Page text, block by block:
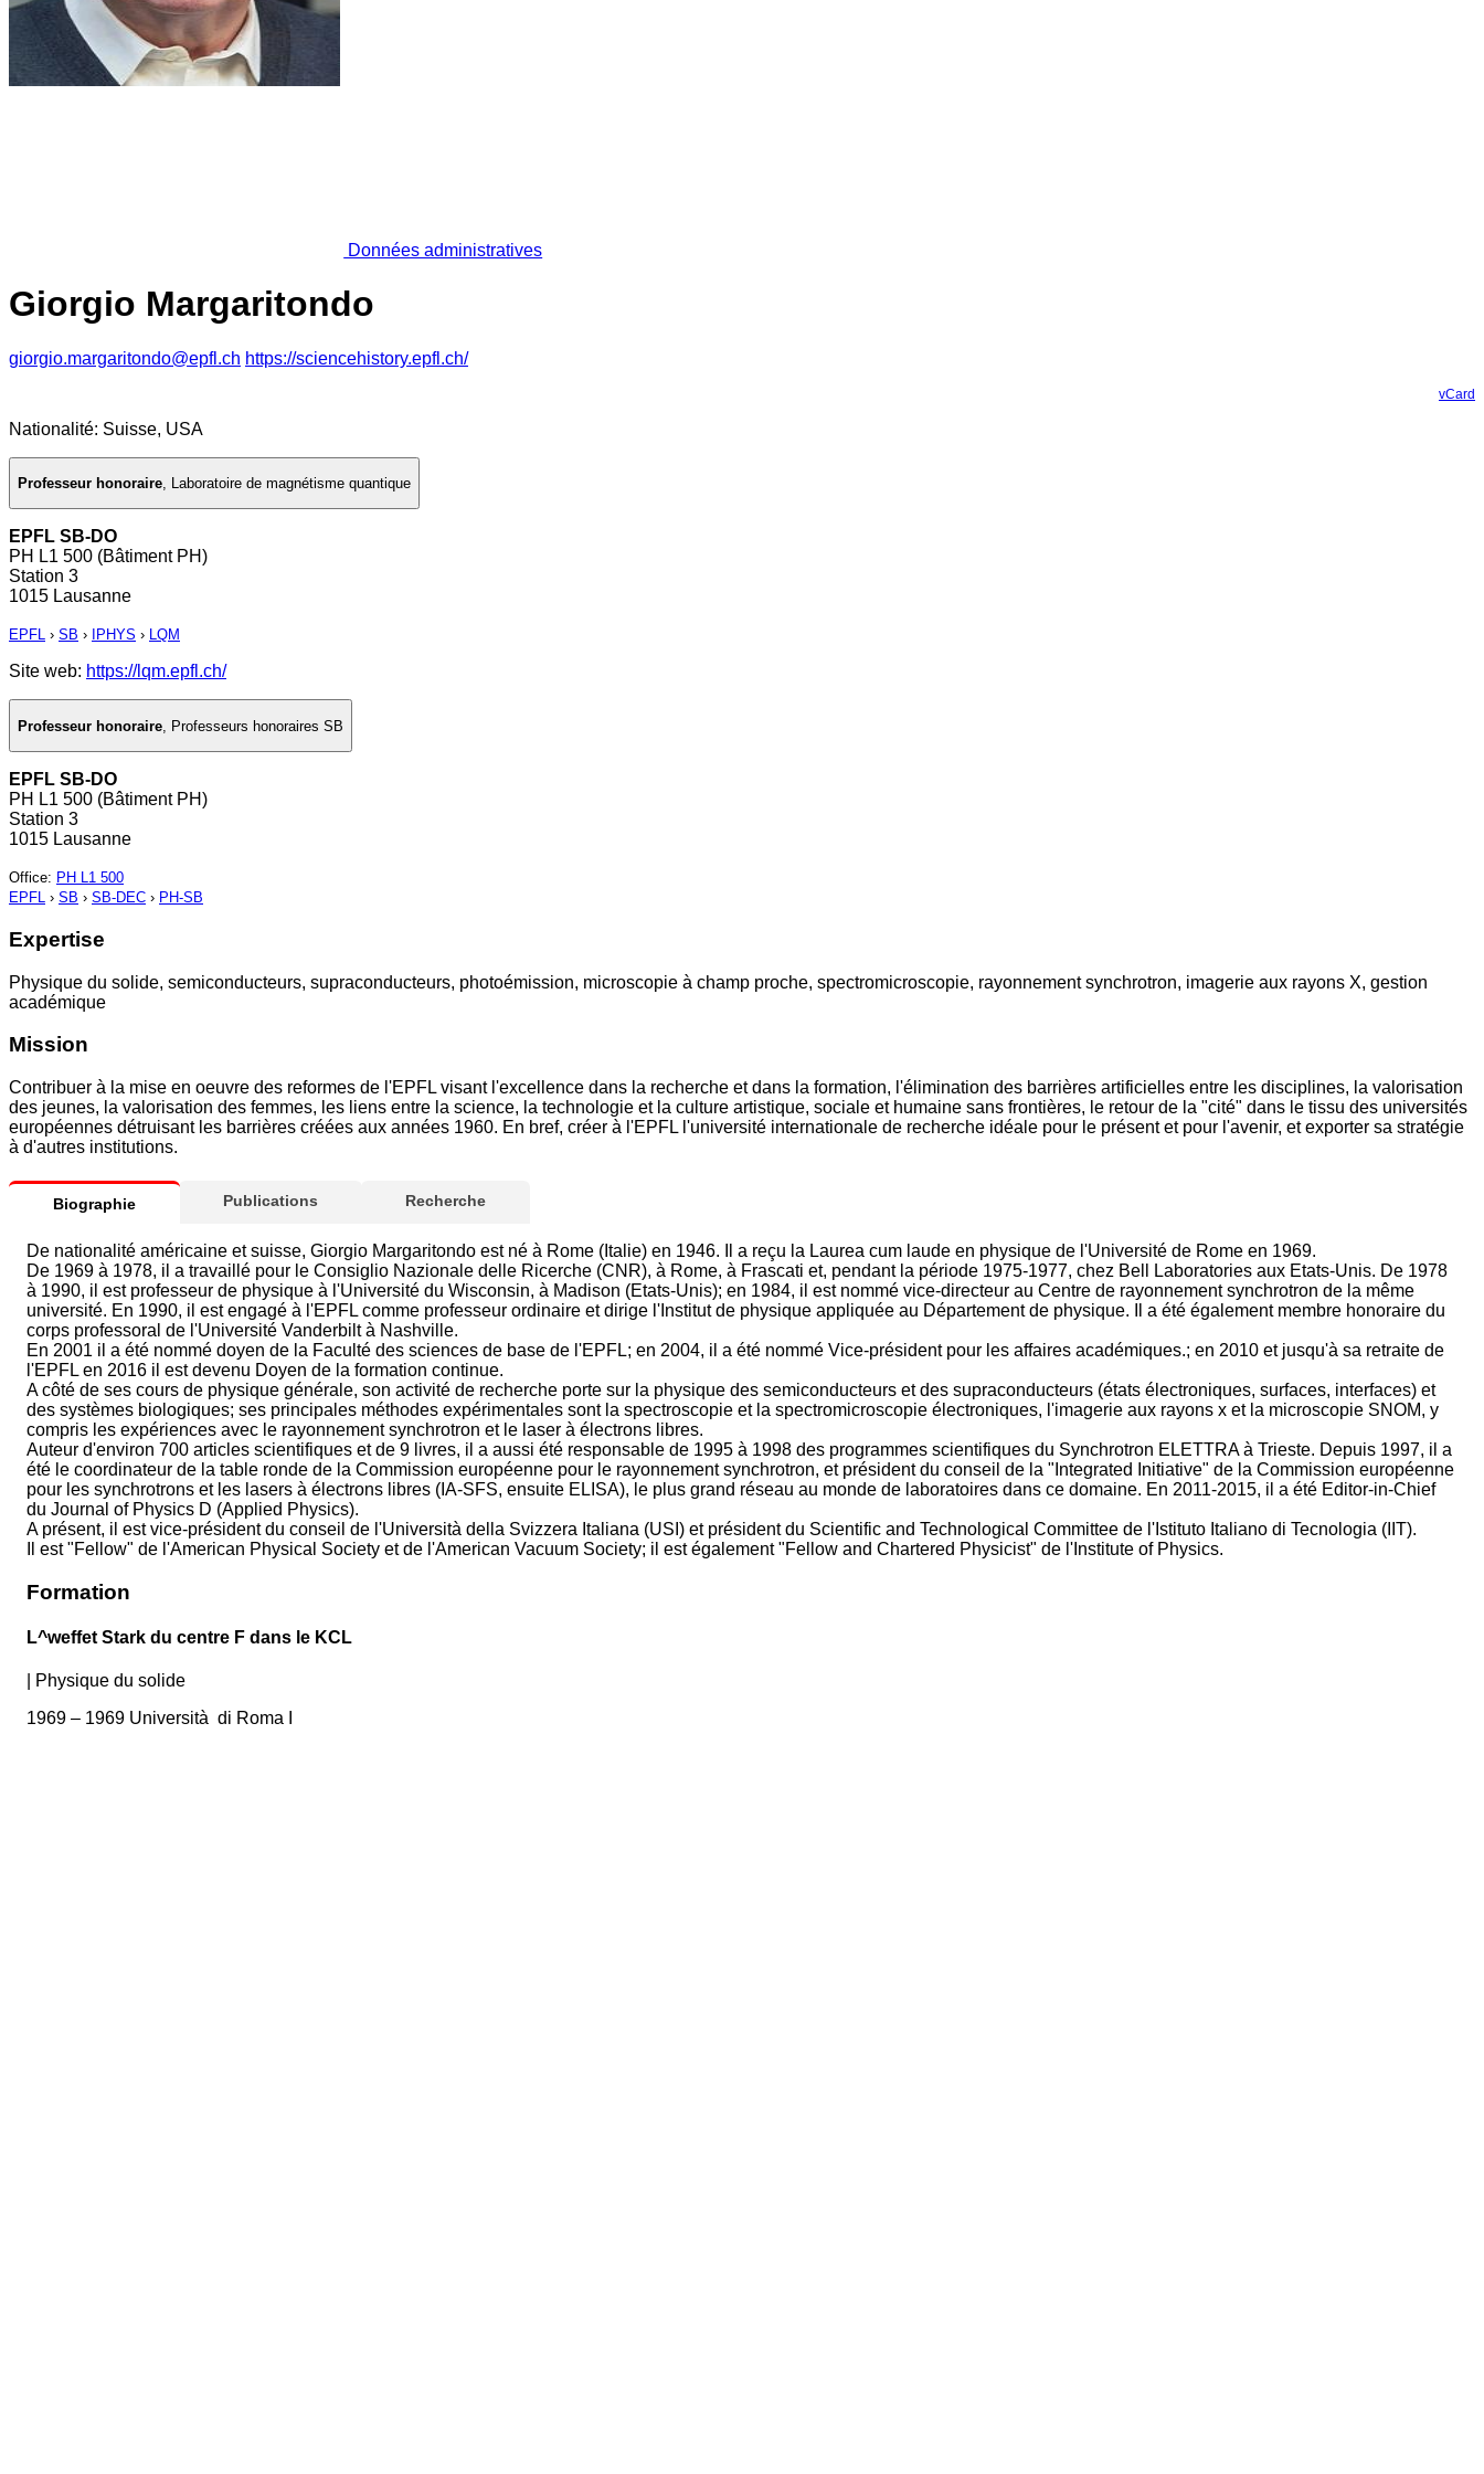
Données administratives
Giorgio Margaritondo
giorgio.margaritondo@epfl.ch https://sciencehistory.epfl.ch/
vCard
Nationalité: Suisse, USA
Professeur honoraire, Laboratoire de magnétisme quantique
EPFL SB-DO
PH L1 500 (Bâtiment PH)
Station 3
1015 Lausanne
EPFL › SB › IPHYS › LQM
Site web: https://lqm.epfl.ch/
Professeur honoraire Professeurs honoraires SB
EPFL SB-DO
PH L1 500 (Bâtiment PH)
Station 3
1015 Lausanne
Office: PH L1 500
EPFL › SB › SB-DEC › PH-SB
Expertise
Physique du solide, semiconducteurs, supraconducteurs, photoémission, microscopie à champ proche, spectromicroscopie, rayonnement synchrotron, imagerie aux rayons X, gestion
académique
Mission
Contribuer à la mise en oeuvre des reformes de l'EPFL visant l'excellence dans la recherche et dans la formation, l'élimination des barrières artificielles entre les disciplines, la valorisation
des jeunes, la valorisation des femmes, les liens entre la science, la technologie et la culture artistique, sociale et humaine sans frontières, le retour de la "cité" dans le tissu des universités
européennes détruisant les barrières créées aux années 1960. En bref, créer à l'EPFL l'université internationale de recherche idéale pour le présent et pour l'avenir, et exporter sa stratégie
à d'autres institutions.
Biographie Publications Recherche
De nationalité américaine et suisse, Giorgio Margaritondo est né à Rome (Italie) en 1946. Il a reçu la Laurea cum laude en physique de l'Université de Rome en 1969.
De 1969 à 1978, il a travaillé pour le Consiglio Nazionale delle Ricerche (CNR), à Rome, à Frascati et, pendant la période 1975-1977, chez Bell Laboratories aux Etats-Unis. De 1978
à 1990, il est professeur de physique à l'Université du Wisconsin, à Madison (Etats-Unis); en 1984, il est nommé vice-directeur au Centre de rayonnement synchrotron de la même
université. En 1990, il est engagé à l'EPFL comme professeur ordinaire et dirige l'Institut de physique appliquée au Département de physique. Il a été également membre honoraire du
corps professoral de l'Université Vanderbilt à Nashville.
En 2001 il a été nommé doyen de la Faculté des sciences de base de l'EPFL; en 2004, il a été nommé Vice-président pour les affaires académiques.; en 2010 et jusqu'à sa retraite de
l'EPFL en 2016 il est devenu Doyen de la formation continue.
A côté de ses cours de physique générale, son activité de recherche porte sur la physique des semiconducteurs et des supraconducteurs (états électroniques, surfaces, interfaces) et
des systèmes biologiques; ses principales méthodes expérimentales sont la spectroscopie et la spectromicroscopie électroniques, l'imagerie aux rayons x et la microscopie SNOM, y
compris les expériences avec le rayonnement synchrotron et le laser à électrons libres.
Auteur d'environ 700 articles scientifiques et de 9 livres, il a aussi été responsable de 1995 à 1998 des programmes scientifiques du Synchrotron ELETTRA à Trieste. Depuis 1997, il a
été le coordinateur de la table ronde de la Commission européenne pour le rayonnement synchrotron, et président du conseil de la "Integrated Initiative" de la Commission européenne
pour les synchrotrons et les lasers à électrons libres (IA-SFS, ensuite ELISA), le plus grand réseau au monde de laboratoires dans ce domaine. En 2011-2015, il a été Editor-in-Chief
du Journal of Physics D (Applied Physics).
A présent, il est vice-président du conseil de l'Università della Svizzera Italiana (USI) et président du Scientific and Technological Committee de l'Istituto Italiano di Tecnologia (IIT).
Il est "Fellow" de l'American Physical Society et de l'American Vacuum Society; il est également "Fellow and Chartered Physicist" de l'Institute of Physics.
Formation
L^weffet Stark du centre F dans le KCL
Physique du solide
1969 – 1969 Università di Roma I